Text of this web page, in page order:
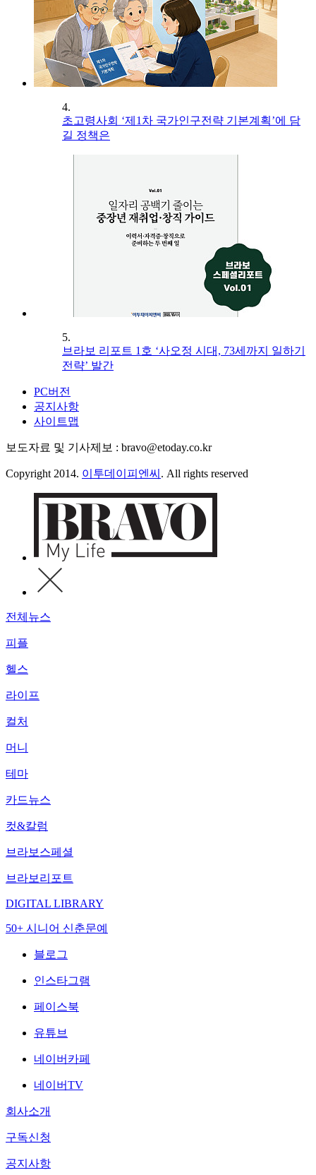
4.
초고령사회 ‘제1차 국가인구전략 기본계획’에 담
길 정책은
5.
브라보 리포트 1호 ‘사오정 시대, 73세까지 일하기
전략’ 발간
PC버전
공지사항
사이트맵
보도자료 및 기사제보 : bravo@etoday.co.kr
Copyright 2014. 이투데이피엔씨 . All rights reserved
전체뉴스
피플
헬스
라이프
컬처
머니
테마
카드뉴스
컷&칼럼
브라보스페셜
브라보리포트
DIGITAL LIBRARY
50+ 시니어 신춘문예
블로그
인스타그램
페이스북
유튜브
네이버카페
네이버TV
회사소개
구독신청
공지사항